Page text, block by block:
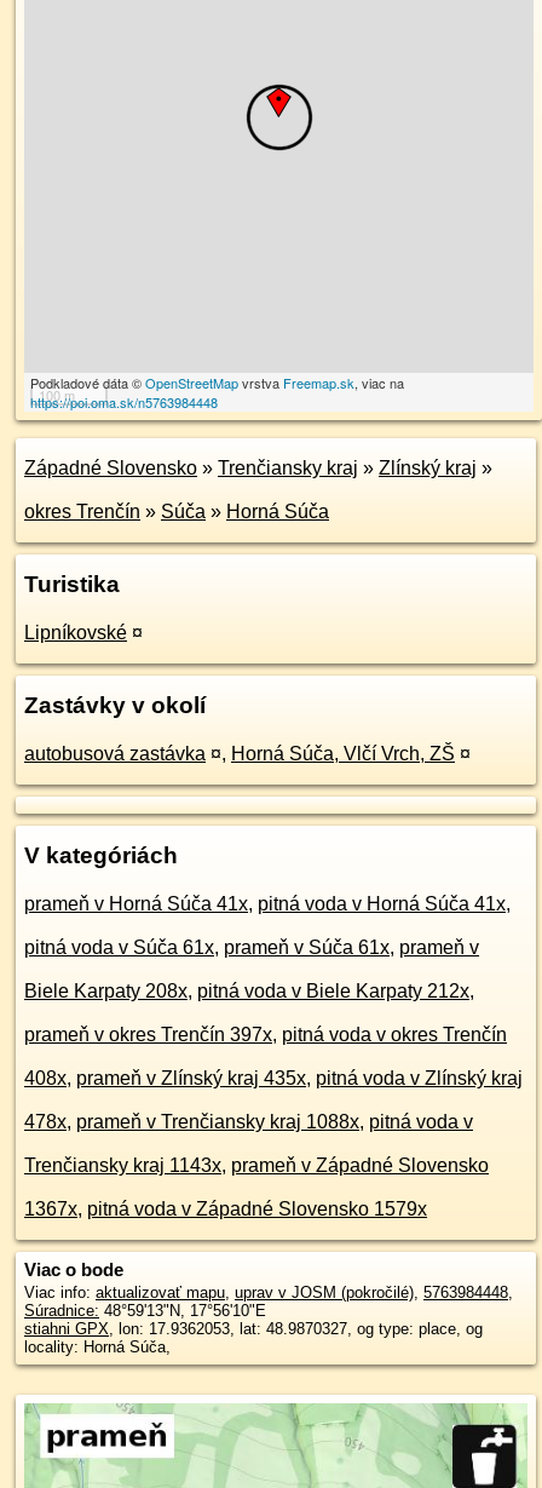
100 m
Podkladové dáta ©OpenStreetMapvrstva Freemap.sk, viac na
https://poi.oma.sk/n5763984448
Západné Slovensko » Trenčiansky kraj » Zlínský kraj »
okres Trenčín » Súča » Horná Súča
Turistika
Lipníkovské ¤
Zastávky v okolí
autobusová zastávka ¤, Horná Súča, Vlčí Vrch, ZŠ ¤
V kategóriách
prameň v Horná Súča 41x, pitná voda v Horná Súča 41x,
pitná voda v Súča 61x, prameň v Súča 61x, prameň v
Biele Karpaty 208x, pitná voda v Biele Karpaty 212x,
prameň v okres Trenčín 397x, pitná voda v okres Trenčín
408x, prameň v Zlínský kraj 435x, pitná voda v Zlínský kraj
478x, prameň v Trenčiansky kraj 1088x, pitná voda v
Trenčiansky kraj 1143x, prameň v Západné Slovensko
1367x, pitná voda v Západné Slovensko 1579x
Viac o bode
Viac info: aktualizovať mapu, uprav v JOSM (pokročilé), 5763984448,
Súradnice: 48°59'13"N, 17°56'10"E
stiahni GPX, lon: 17.9362053, lat: 48.9870327, og type: place, og
locality: Horná Súča,